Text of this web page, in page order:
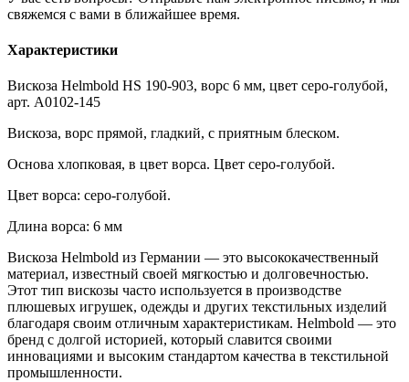
свяжемся с вами в ближайшее время.
Характеристики
Вискоза Helmbold HS 190-903, ворс 6 мм, цвет серо-голубой,
арт. А0102-145
Вискоза, ворс прямой, гладкий, с приятным блеском.
Основа хлопковая, в цвет ворса. Цвет серо-голубой.
Цвет ворса: серо-голубой.
Длина ворса: 6 мм
Вискоза Helmbold из Германии — это высококачественный
материал, известный своей мягкостью и долговечностью.
Этот тип вискозы часто используется в производстве
плюшевых игрушек, одежды и других текстильных изделий
благодаря своим отличным характеристикам. Helmbold — это
бренд с долгой историей, который славится своими
инновациями и высоким стандартом качества в текстильной
промышленности.